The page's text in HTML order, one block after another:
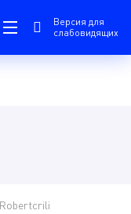
Версия для
слабовидящих